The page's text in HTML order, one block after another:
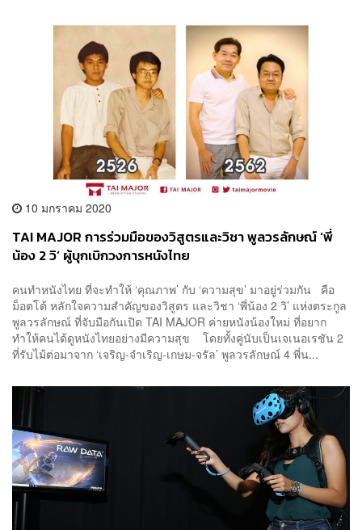
10 มกราคม 2020
TAI MAJOR การร่วมมือของวิสูตรและวิชา พูลวรลักษณ์ ‘พี่
น้อง 2 วิ’ ผู้บุกเบิกวงการหนังไทย
คนทำหนังไทย ที่จะทำให้ ‘คุณภาพ’ กับ ‘ความสุข’ มาอยู่ร่วมกัน คือ
ม็อตโต้ หลักใจความสำคัญของวิสูตร และวิชา ‘พี่น้อง 2 วิ’ แห่งตระกูล
พูลวรลักษณ์ ที่จับมือกันเปิด TAI MAJOR ค่ายหนังน้องใหม่ ที่อยาก
ทำให้คนได้ดูหนังไทยอย่างมีความสุข โดยทั้งคู่นับเป็นเจเนอเรชัน 2
ที่รับไม้ต่อมาจาก ‘เจริญ-จำเริญ-เกษม-จรัล’ พูลวรลักษณ์ 4 พี่น...